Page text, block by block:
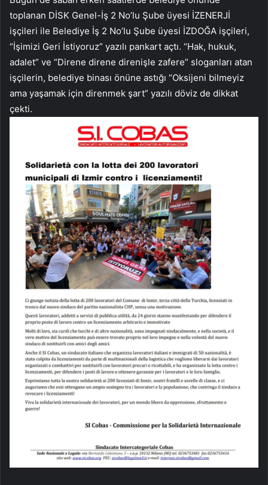
toplanan DİSK Genel-İş 2 No’lu Şube üyesi İZENERJİ
işçileri ile Belediye İş 2 No’lu Şube üyesi İZDOĞA işçileri,
“İşimizi Geri İstiyoruz” yazılı pankart açtı. “Hak, hukuk,
adalet” ve “Direne direne direnişle zafere” sloganları atan
işçilerin, belediye binası önüne astığı “Oksijeni bilmeyiz
ama yaşamak için direnmek şart” yazılı döviz de dikkat
çekti.